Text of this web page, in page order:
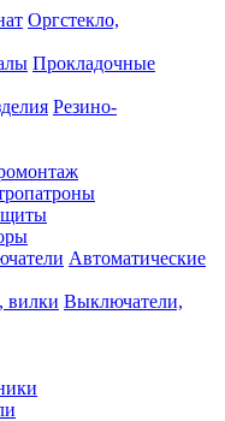
Оргстекло,
Прокладочные
Резино-
Автоматические
Выключатели,